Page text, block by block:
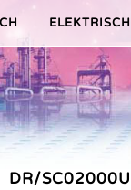
2010
ELEKTRISCH
VRX/VSX/VTX-
VORTEILE V-SERIE
DR/